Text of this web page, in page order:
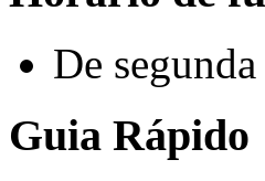
De
Guia Rápido